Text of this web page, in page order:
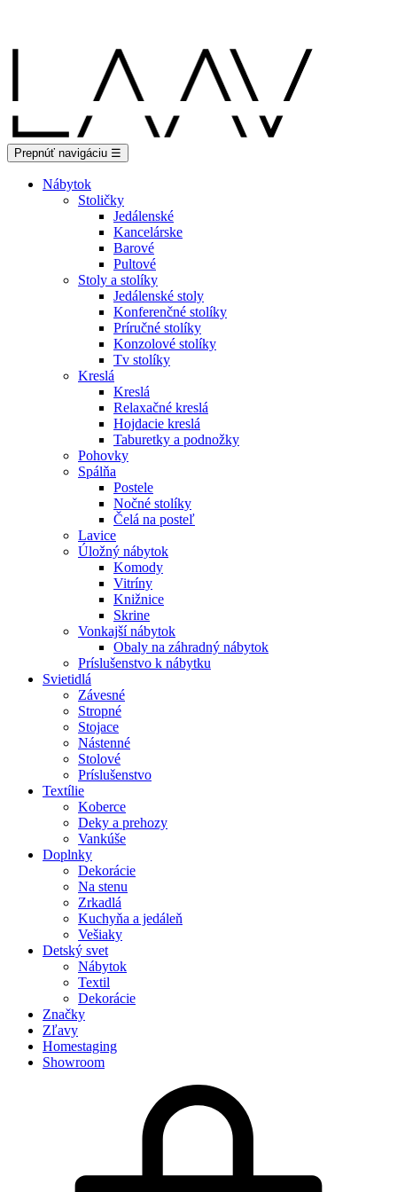
Prepnúť navigáciu ☰
Nábytok
Stoličky
Jedálenské
Kancelárske
Barové
Pultové
Stoly a stolíky
Jedálenské stoly
Konferenčné stolíky
Príručné stolíky
Konzolové stolíky
Tv stolíky
Kreslá
Kreslá
Relaxačné kreslá
Hojdacie kreslá
Taburetky a podnožky
Pohovky
Spálňa
Postele
Nočné stolíky
Čelá na posteľ
Lavice
Úložný nábytok
Komody
Vitríny
Knižnice
Skrine
Vonkajší nábytok
Obaly na záhradný nábytok
Príslušenstvo k nábytku
Svietidlá
Závesné
Stropné
Stojace
Nástenné
Stolové
Príslušenstvo
Textílie
Koberce
Deky a prehozy
Vankúše
Doplnky
Dekorácie
Na stenu
Zrkadlá
Kuchyňa a jedáleň
Vešiaky
Detský svet
Nábytok
Textil
Dekorácie
Značky
Zľavy
Homestaging
Showroom